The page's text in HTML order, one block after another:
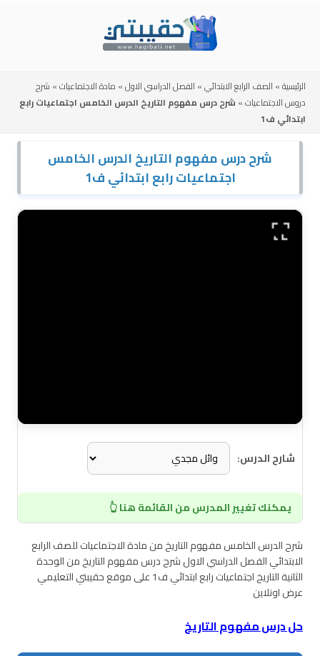
الرئيسية» الصف الرابع الابتدائي» الفصل الدراسي الاول» مادة الاجتماعيات» شرح
دروس الاجتماعيات» شرح درس مفهوم التاريخ الدرس الخامس اجتماعيات رابع
ابتدائي ف1
شرح درس مفهوم التاريخ الدرس الخامس
اجتماعيات رابع ابتدائي ف1
شارح الدرس:
يمكنك تغيير المدرس من القائمة هنا 👆
شرح الدرس الخامس مفهوم التاريخ من مادة الاجتماعيات للصف الرابع
الابتدائي الفصل الدراسي الاول شرح درس مفهوم التاريخ من الوحدة
الثانية التاريخ اجتماعيات رابع ابتدائي ف1 على موقع حقيبتي التعليمي
عرض اونلاين
حل درس مفهوم التاريخ